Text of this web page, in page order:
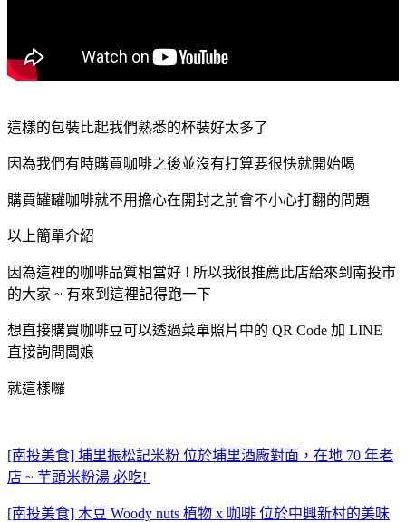
這樣的包裝比起我們熟悉的杯裝好太多了
因為我們有時購買咖啡之後並沒有打算要很快就開始喝
購買罐罐咖啡就不用擔心在開封之前會不小心打翻的問題
以上簡單介紹
因為這裡的咖啡品質相當好 ! 所以我很推薦此店給來到南投市
的大家 ~ 有來到這裡記得跑一下
想直接購買咖啡豆可以透過菜單照片中的 QR Code 加 LINE
直接詢問闆娘
就這樣囉
[南投美食] 埔里振松記米粉 位於埔里酒廠對面，在地 70 年老
店 ~ 芋頭米粉湯 必吃!
[南投美食] 木豆 Woody nuts 植物 x 咖啡 位於中興新村的美味